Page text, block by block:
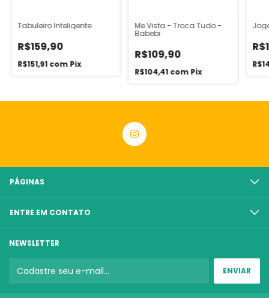
Tabuleiro Inteligente
R$159,90
R$151,91 com Pix
Me Vista - Troca Tudo -
Babebi
R$109,90
R$104,41 com Pix
PÁGINAS
ENTRE EM CONTATO
NEWSLETTER